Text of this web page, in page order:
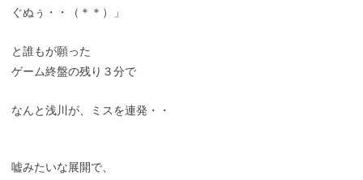
ぐぬぅ・・（＊＊）」
と誰もが願った
ゲーム終盤の残り３分で
なんと浅川が、ミスを連発・・
嘘みたいな展開で、